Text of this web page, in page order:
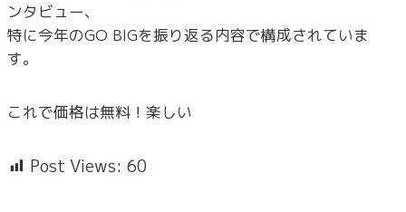
ンタビュー、
特に今年のGO BIGを振り返る内容で構成されていま
す。
これで価格は無料！楽しい
Post Views: 60